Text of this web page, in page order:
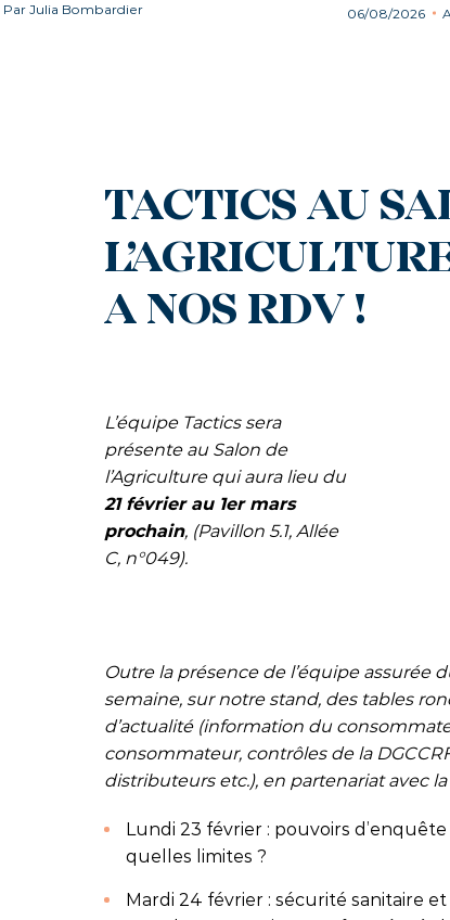
Par Julia Bombardier 06/08/2026
TACTICS AU
A NOS RDV !
L’équipe Tactics sera
présente au Salon de
l’Agriculture qui aura lieu du
21 février au 1er mars
prochain, (Pavillon 5.1, Allée
C, n°049).
Outre la présence de l’équipe assurée
semaine, sur notre stand, des tables
d’actualité (information du
consommateur, contrôles de la
distributeurs etc.), en partenariat avec
Lundi 23 février : pouvoirs
quelles limites ?
Mardi 24 février : sécurité sanitaire